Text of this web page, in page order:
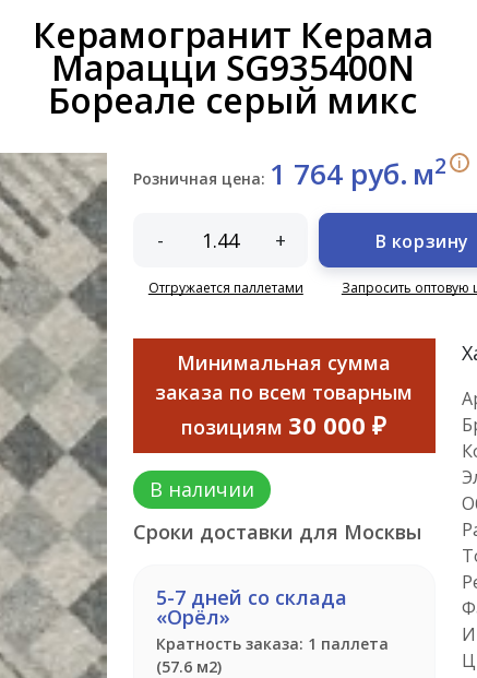
Керамогранит Керама
Марацци SG935400N
Бореале серый микс
Розничная цена: 1 764 руб. м2 i
- +
Отгружается паллетами
В корзину
Запросить оптовую
Минимальная сумма
заказа по всем товарным
позициям 30 000 ₽
В наличии
Сроки доставки для Москвы
5-7 дней со склада
«Орёл»
Кратность заказа: 1 паллета
(57.6 м2)